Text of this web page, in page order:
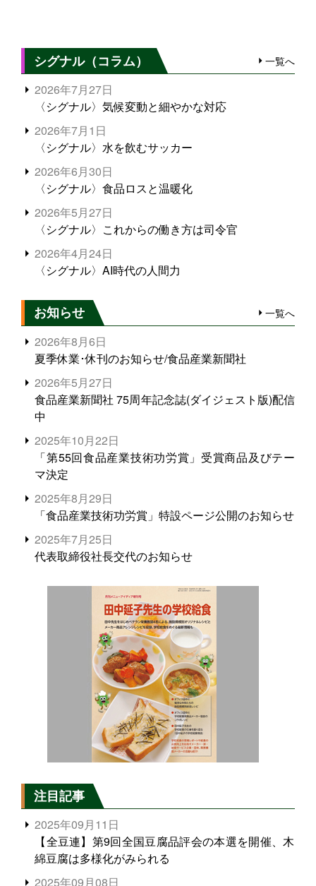
シグナル（コラム） 一覧へ
2026年7月27日
〈シグナル〉気候変動と細やかな対応
2026年7月1日
〈シグナル〉水を飲むサッカー
2026年6月30日
〈シグナル〉食品ロスと温暖化
2026年5月27日
〈シグナル〉これからの働き方は司令官
2026年4月24日
〈シグナル〉AI時代の人間力
お知らせ 一覧へ
2026年8月6日
夏季休業･休刊のお知らせ/食品産業新聞社
2026年5月27日
食品産業新聞社 75周年記念誌(ダイジェスト版)配信
中
2025年10月22日
「第55回食品産業技術功労賞」受賞商品及びテー
マ決定
2025年8月29日
「食品産業技術功労賞」特設ページ公開のお知らせ
2025年7月25日
代表取締役社長交代のお知らせ
注目記事
2025年09月11日
【全豆連】第9回全国豆腐品評会の本選を開催、木
綿豆腐は多様化がみられる
2025年09月08日